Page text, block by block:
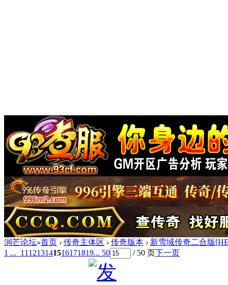
润芒论坛»首页 › 传奇主体区 › 传奇版本 › 新雪域传奇二合版
1 ... 11 1213141516171819... 50 / 50 页下一页